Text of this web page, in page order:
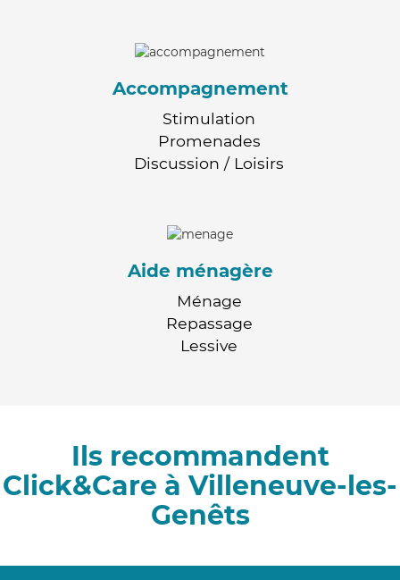
Accompagnement
Stimulation
Promenades
Discussion / Loisirs
Aide ménagère
Ménage
Repassage
Lessive
Ils recommandent
Click&Care à Villeneuve-les-
Genêts